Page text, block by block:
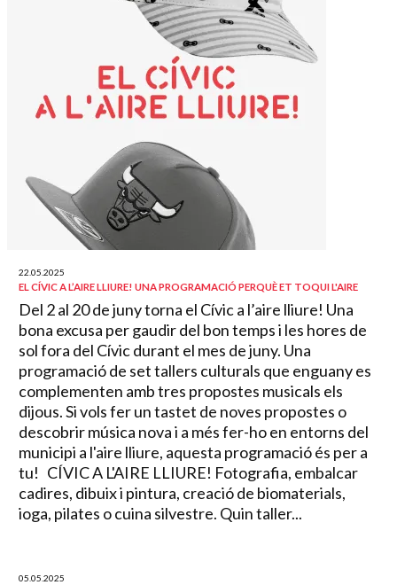
22.05.2025
EL CÍVIC A L’AIRE LLIURE! UNA PROGRAMACIÓ PERQUÈ ET TOQUI L'AIRE
Del 2 al 20 de juny torna el Cívic a l’aire lliure! Una
bona excusa per gaudir del bon temps i les hores de
sol fora del Cívic durant el mes de juny. Una
programació de set tallers culturals que enguany es
complementen amb tres propostes musicals els
dijous. Si vols fer un tastet de noves propostes o
descobrir música nova i a més fer-ho en entorns del
municipi a l'aire lliure, aquesta programació és per a
tu! CÍVIC A L'AIRE LLIURE! Fotografia, embalcar
cadires, dibuix i pintura, creació de biomaterials,
ioga, pilates o cuina silvestre. Quin taller...
05.05.2025